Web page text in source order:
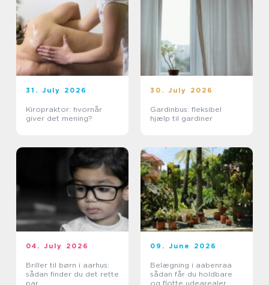
31. July 2026
Kiropraktor: hvornår
giver det mening?
30. July 2026
Gardinbus: fleksibel
hjælp til gardiner
04. July 2026
Briller til børn i aarhus:
sådan finder du det rette
par
09. June 2026
Belægning i aabenraa
sådan får du holdbare
og flotte udearealer